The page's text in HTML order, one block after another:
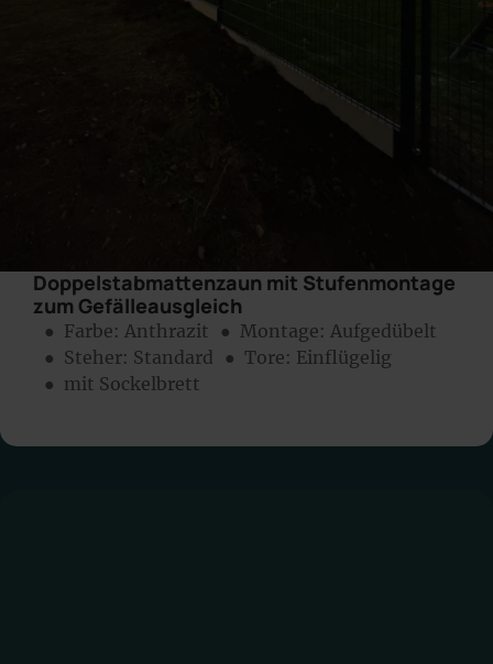
Doppelstabmattenzaun mit Stufenmontage
zum Gefälleausgleich
● Farbe: Anthrazit ● Montage: Aufgedübelt
● Steher: Standard
● Tore: Einflügelig
● mit Sockelbrett